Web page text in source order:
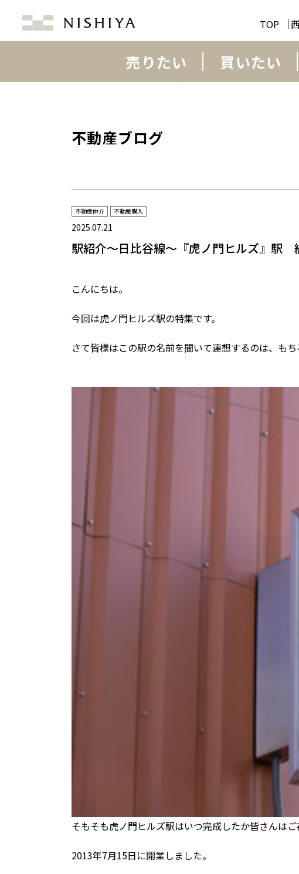
TOP
売りたい 買いたい
不動産ブログ
駅紹介～日比谷線～『虎ノ門ヒルズ』駅
不動産仲介 不動産購入
2025.07.21
こんにちは。
今回は虎ノ門ヒルズ駅の特集です。
さて皆様はこの駅の名前を聞いて連想するのは、も
そもそも虎ノ門ヒルズ駅はいつ完成したか皆さんはご
2013年7月15日に開業しました。